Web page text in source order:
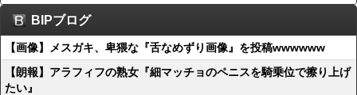
BIPブログ
【画像】メスガキ、卑猥な『舌なめずり画像』を投稿wwwwww
【朗報】アラフィフの熟女『細マッチョのペニスを騎乗位で擦り上げ
たい』